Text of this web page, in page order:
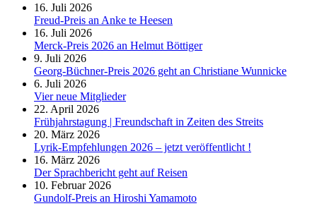
16. Juli 2026
Freud-Preis an Anke te Heesen
16. Juli 2026
Merck-Preis 2026 an Helmut Böttiger
9. Juli 2026
Georg-Büchner-Preis 2026 geht an Christiane Wunnicke
6. Juli 2026
Vier neue Mitglieder
22. April 2026
Frühjahrstagung | Freundschaft in Zeiten des Streits
20. März 2026
Lyrik-Empfehlungen 2026 – jetzt veröffentlicht !
16. März 2026
Der Sprachbericht geht auf Reisen
10. Februar 2026
Gundolf-Preis an Hiroshi Yamamoto